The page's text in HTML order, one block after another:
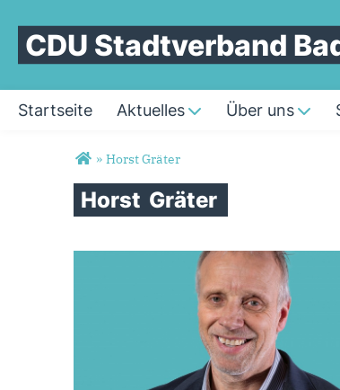
CDU Stadtverband
Startseite Aktuelles Über uns
Sie sind hier
» Horst Gräter
Horst Gräter